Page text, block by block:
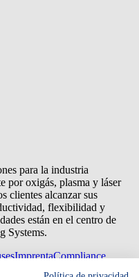
para la industria
por oxigás, plasma y láser
clientes alcanzar sus
flexibilidad y
están en el centro de
Systems.
ImprentaCompliance